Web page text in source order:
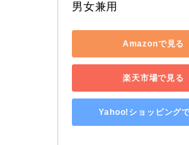
男女兼用
Amazonで見る
楽天市場で見る
Yahoo!ショッピング